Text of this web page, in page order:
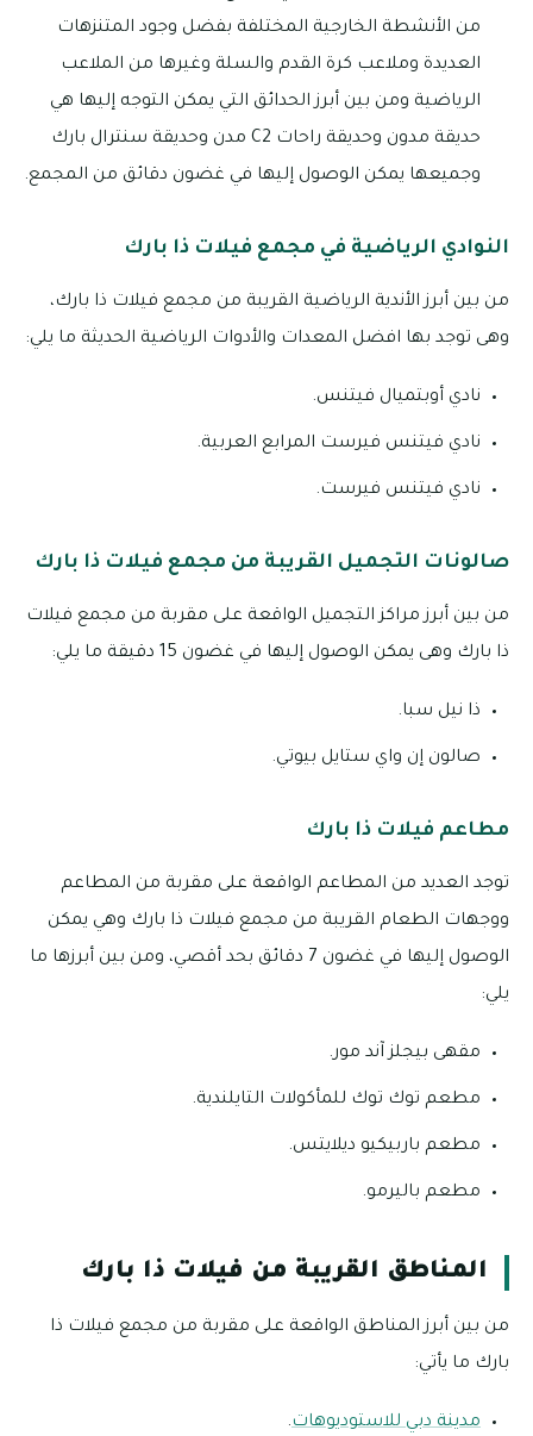
من الأنشطة الخارجية المختلفة بفضل وجود المتنزهات
العديدة وملاعب كرة القدم والسلة وغيرها من الملاعب
الرياضية ومن بين أبرز الحدائق التي يمكن التوجه إليها هي
حديقة مدون وحديقة راحات C2 مدن وحديقة سنترال بارك
وجميعها يمكن الوصول إليها في غضون دقائق من المجمع.
النوادي الرياضية في مجمع فيلات ذا بارك
من بين أبرز الأندية الرياضية القريبة من مجمع فيلات ذا بارك،
وهى توجد بها افضل المعدات والأدوات الرياضية الحديثة ما يلي:
نادي أوبتميال فيتنس.
نادي فيتنس فيرست المرابع العربية.
نادي فيتنس فيرست.
صالونات التجميل القريبة من مجمع فيلات ذا بارك
من بين أبرز مراكز التجميل الواقعة على مقربة من مجمع فيلات
ذا بارك وهى يمكن الوصول إليها في غضون 15 دقيقة ما يلي:
ذا نيل سبا.
صالون إن واي ستايل بيوتي.
مطاعم فيلات ذا بارك
توجد العديد من المطاعم الواقعة على مقربة من المطاعم
ووجهات الطعام القريبة من مجمع فيلات ذا بارك وهي يمكن
الوصول إليها في غضون 7 دقائق بحد أقصي، ومن بين أبرزها ما
يلي:
مقهى بيجلز آند مور.
مطعم توك توك للمأكولات التايلندية.
مطعم باربيكيو ديلايتس.
مطعم باليرمو.
المناطق القريبة من فيلات ذا بارك
من بين أبرز المناطق الواقعة على مقربة من مجمع فيلات ذا
بارك ما يأتي:
مدينة دبي للاستوديوهات.